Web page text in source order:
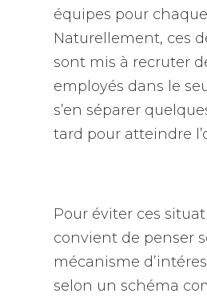
équipes pour
Naturellement, ces
sont mis à recruter
employés dans le
s’en séparer
tard pour atteindre
Pour éviter ces
convient de penser
mécanisme
selon un schéma